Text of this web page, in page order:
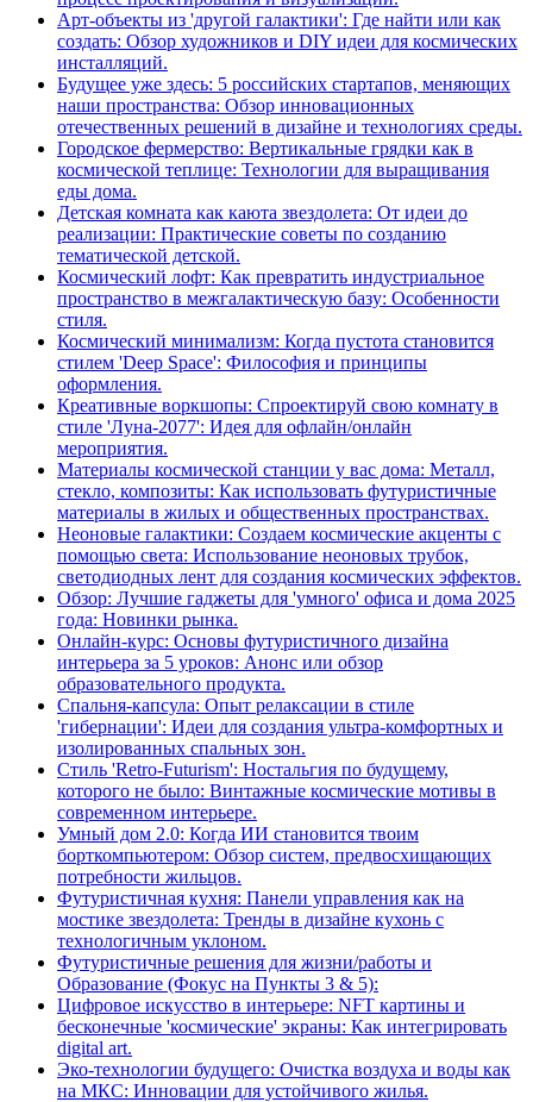
Арт-объекты из 'другой галактики': Где найти или как
создать: Обзор художников и DIY идеи для космических
инсталляций.
Будущее уже здесь: 5 российских стартапов, меняющих
наши пространства: Обзор инновационных
отечественных решений в дизайне и технологиях среды.
Городское фермерство: Вертикальные грядки как в
космической теплице: Технологии для выращивания
еды дома.
Детская комната как каюта звездолета: От идеи до
реализации: Практические советы по созданию
тематической детской.
Космический лофт: Как превратить индустриальное
пространство в межгалактическую базу: Особенности
стиля.
Космический минимализм: Когда пустота становится
стилем 'Deep Space': Философия и принципы
оформления.
Креативные воркшопы: Спроектируй свою комнату в
стиле 'Луна-2077': Идея для офлайн/онлайн
мероприятия.
Материалы космической станции у вас дома: Металл,
стекло, композиты: Как использовать футуристичные
материалы в жилых и общественных пространствах.
Неоновые галактики: Создаем космические акценты с
помощью света: Использование неоновых трубок,
светодиодных лент для создания космических эффектов.
Обзор: Лучшие гаджеты для 'умного' офиса и дома 2025
года: Новинки рынка.
Онлайн-курс: Основы футуристичного дизайна
интерьера за 5 уроков: Анонс или обзор
образовательного продукта.
Спальня-капсула: Опыт релаксации в стиле
'гибернации': Идеи для создания ультра-комфортных и
изолированных спальных зон.
Стиль 'Retro-Futurism': Ностальгия по будущему,
которого не было: Винтажные космические мотивы в
современном интерьере.
Умный дом 2.0: Когда ИИ становится твоим
борткомпьютером: Обзор систем, предвосхищающих
потребности жильцов.
Футуристичная кухня: Панели управления как на
мостике звездолета: Тренды в дизайне кухонь с
технологичным уклоном.
Футуристичные решения для жизни/работы и
Образование (Фокус на Пункты 3 & 5):
Цифровое искусство в интерьере: NFT картины и
бесконечные 'космические' экраны: Как интегрировать
digital art.
Эко-технологии будущего: Очистка воздуха и воды как
на МКС: Инновации для устойчивого жилья.